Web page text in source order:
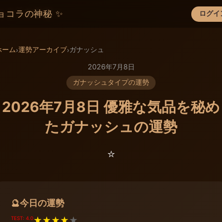
コラの神秘 ✨ ログイ
×
ーム›運勢アーカイブ›ガナッシュ
2026年7月8日
ガナッシュタイプの運勢
2026年7月8日 優雅な気品を秘め
たガナッシュの運勢
⭐️
🔮今日の運勢
TEST: 4.0